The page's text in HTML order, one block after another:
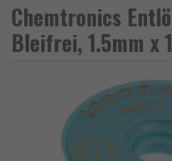
Chemtronics
Bleifrei, 1.5mm x